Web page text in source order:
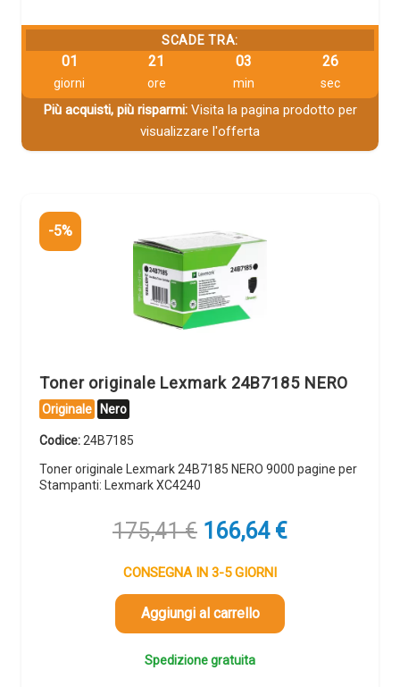
SCADE TRA:
01
giorni
21
ore
03
min
25
sec
Più acquisti, più risparmi:Visita la pagina prodotto per
visualizzare l'offerta
-5%
Toner originale Lexmark 24B7185 NERO
Originale Nero
Codice: 24B7185
Toner originale Lexmark 24B7185 NERO 9000 pagine per
Stampanti: Lexmark XC4240
175,41€ Il
originale
era:
175,41 €.
166,64 €Il
CONSEGNA IN 3-5 GIORNI
Aggiungi al carrello
Spedizione gratuita